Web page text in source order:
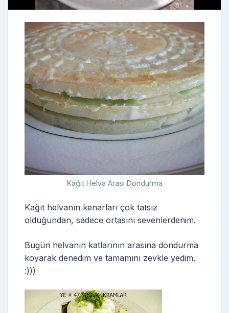
Kağıt Helva Arası Dondurma
Kağıt helvanın kenarları çok tatsız
olduğundan, sadece ortasını sevenlerdenim.
Bugün helvanın katlarının arasına dondurma
koyarak denedim ve tamamını zevkle yedim.
:)))